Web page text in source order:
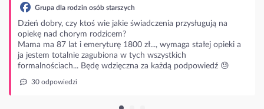
przysługują na
zł..., wymaga stałej opieki a
wszystkich
za każdą podpowiedź 😓